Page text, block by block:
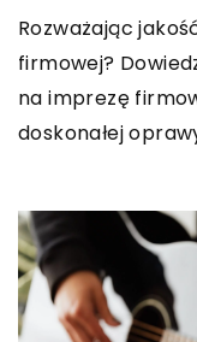
Rozważając
firmowej?
na imprezę
doskonałej